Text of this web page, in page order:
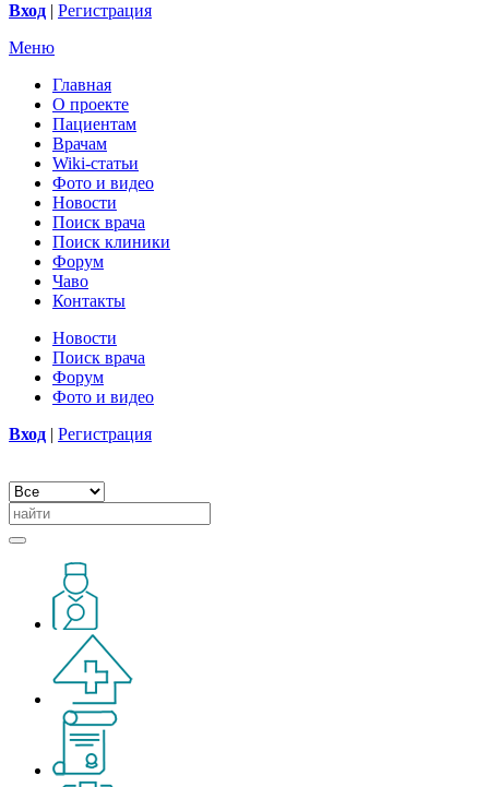
Вход | Регистрация
Меню
Главная
О проекте
Пациентам
Врачам
Wiki-статьи
Фото и видео
Новости
Поиск врача
Поиск клиники
Форум
Чаво
Контакты
Новости
Поиск врача
Форум
Фото и видео
Вход | Регистрация